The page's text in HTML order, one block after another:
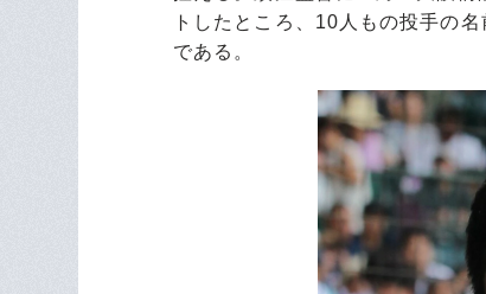
トしたところ、10人もの投手の
である。